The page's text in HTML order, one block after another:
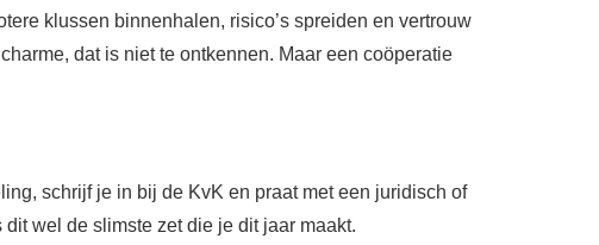
klussen binnenhalen, risico’s spreiden en vertrouw
dat is niet te ontkennen. Maar een coöperatie
schrijf je in bij de KvK en praat met een juridisch of
wel de slimste zet die je dit jaar maakt.